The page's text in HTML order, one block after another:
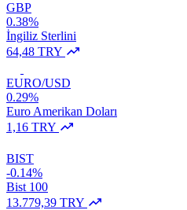
GBP
0.38%
İngiliz Sterlini
64,48 TRY
EURO/USD
0.29%
Euro Amerikan Doları
1,16 TRY
BIST
-0.14%
Bist 100
13.779,39 TRY